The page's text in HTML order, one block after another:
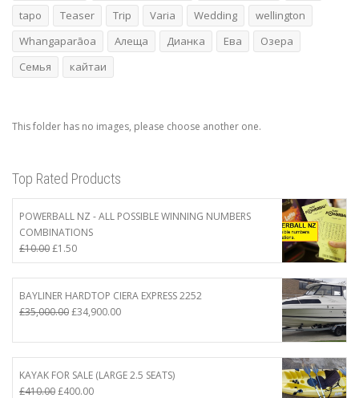
tapo
Teaser Trip Varia Wedding
wellington
Whangaparāoa
Алеща Дианка Ева
Озера
Семья
кайтаи
This folder has no images, please choose another one.
Top Rated Products
POWERBALL NZ - ALL POSSIBLE WINNING NUMBERS
COMBINATIONS
£10.00Original
price
was:
£10.00.
£1.50Current
price
is:
£1.50.
BAYLINER HARDTOP CIERA EXPRESS 2252
£35,000.00Original
was:
£35,000.00.
£34,900.00Current
is:
£34,900.00.
KAYAK FOR SALE (LARGE 2.5 SEATS)
£410.00Original
£400.00Current